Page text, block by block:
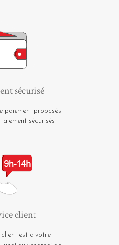
sécurisé
paiement proposés
sécurisés
client
client est a votre